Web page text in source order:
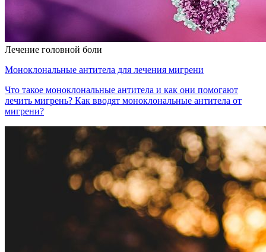
Лечение головной боли
Моноклональные антитела для лечения мигрени
Что такое моноклональные антитела и как они помогают
лечить мигрень? Как вводят моноклональные антитела от
мигрени?